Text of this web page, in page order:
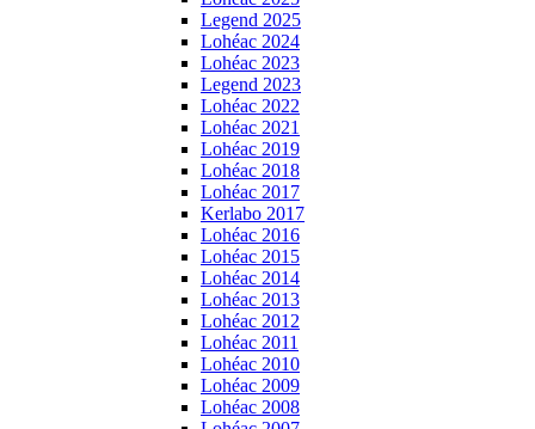
Legend 2025
Lohéac 2024
Lohéac 2023
Legend 2023
Lohéac 2022
Lohéac 2021
Lohéac 2019
Lohéac 2018
Lohéac 2017
Kerlabo 2017
Lohéac 2016
Lohéac 2015
Lohéac 2014
Lohéac 2013
Lohéac 2012
Lohéac 2011
Lohéac 2010
Lohéac 2009
Lohéac 2008